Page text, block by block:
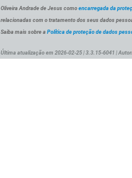
Oliveira Andrade de Jesus como encarregada da
relacionadas com o tratamento dos seus dados
Saiba mais sobre a Política de proteção de dados
Última atualização em 2026-02-25 | 3.3.15-6041 |